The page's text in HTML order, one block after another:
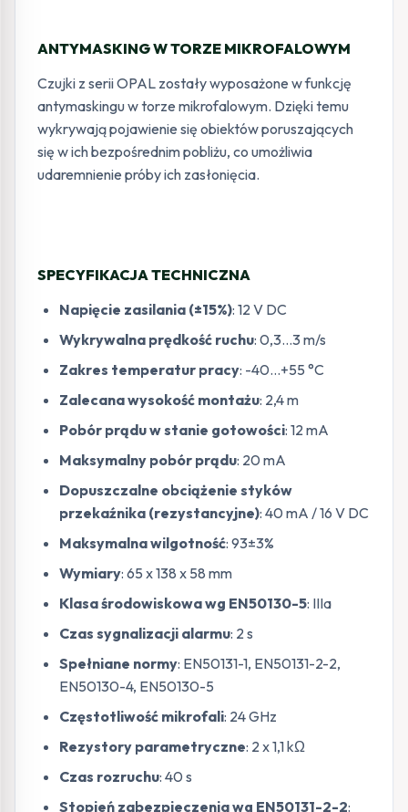
ANTYMASKING W TORZE MIKROFALOWYM
Czujki z serii OPAL zostały wyposażone w funkcję
antymaskingu w torze mikrofalowym. Dzięki temu
wykrywają pojawienie się obiektów poruszających
się w ich bezpośrednim pobliżu, co umożliwia
udaremnienie próby ich zasłonięcia.
SPECYFIKACJA TECHNICZNA
Napięcie zasilania (±15%): 12 V DC
Wykrywalna prędkość ruchu: 0,3…3 m/s
Zakres temperatur pracy: -40…+55 °C
Zalecana wysokość montażu: 2,4 m
Pobór prądu w stanie gotowości: 12 mA
Maksymalny pobór prądu: 20 mA
Dopuszczalne obciążenie styków
przekaźnika (rezystancyjne): 40 mA / 16 V DC
Maksymalna wilgotność: 93±3%
Wymiary: 65 x 138 x 58 mm
Klasa środowiskowa wg EN50130-5: IIIa
Czas sygnalizacji alarmu: 2 s
Spełniane normy: EN50131-1, EN50131-2-2,
EN50130-4, EN50130-5
Częstotliwość mikrofali: 24 GHz
Rezystory parametryczne: 2 x 1,1 kΩ
Czas rozruchu: 40 s
Stopień zabezpieczenia wg EN50131-2-2: